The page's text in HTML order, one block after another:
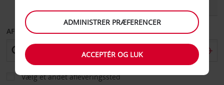
AFHENT FRA
Vælg et andet afleveringssted
ADMINISTRER PRÆFERENCER
ACCEPTÉR OG LUK